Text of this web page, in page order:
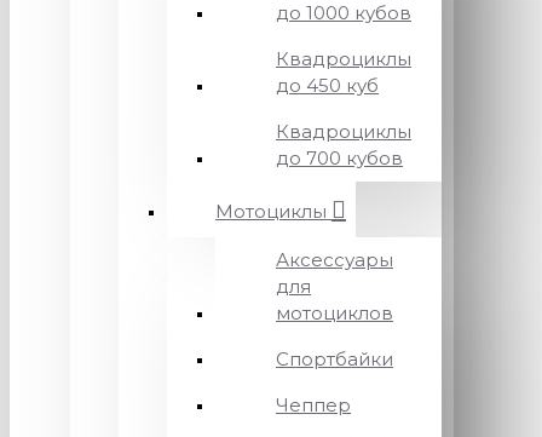
до 1000 кубов
Квадроциклы
до 450 куб
Квадроциклы
до 700 кубов
Мотоциклы
Аксессуары
для
мотоциклов
Спортбайки
Чеппер